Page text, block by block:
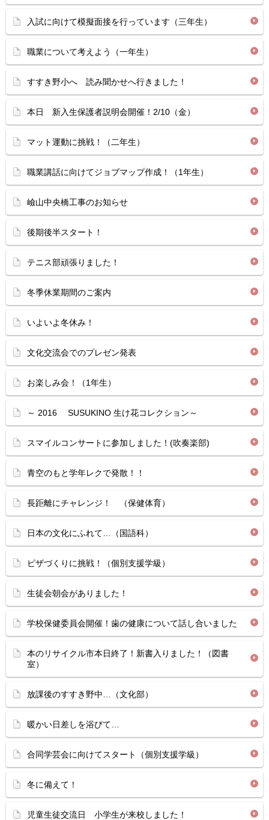
入試に向けて模擬面接を行っています（三年生）
職業について考えよう（一年生）
すすき野小へ 読み聞かせへ行きました！
本日 新入生保護者説明会開催！2/10（金）
マット運動に挑戦！（二年生）
職業講話に向けてジョブマップ作成！（1年生）
嶮山中央橋工事のお知らせ
後期後半スタート！
テニス部頑張りました！
冬季休業期間のご案内
いよいよ冬休み！
文化交流会でのプレゼン発表
お楽しみ会！（1年生）
～ 2016 SUSUKINO 生け花コレクション～
スマイルコンサートに参加しました！(吹奏楽部)
青空のもと学年レクで発散！！
長距離にチャレンジ！ （保健体育）
日本の文化にふれて…（国語科）
ピザづくりに挑戦！（個別支援学級）
生徒会朝会がありました！
学校保健委員会開催！歯の健康について話し合いました
本のリサイクル市本日終了！新書入りました！（図書
室）
放課後のすすき野中…（文化部）
暖かい日差しを浴びて…
合同学芸会に向けてスタート（個別支援学級）
冬に備えて！
児童生徒交流日 小学生が来校しました！